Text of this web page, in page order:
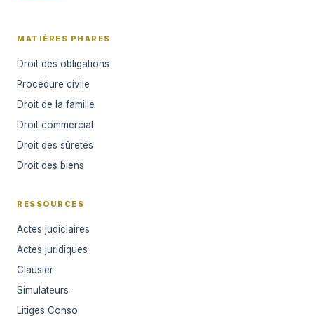
MATIÈRES PHARES
Droit des obligations
Procédure civile
Droit de la famille
Droit commercial
Droit des sûretés
Droit des biens
RESSOURCES
Actes judiciaires
Actes juridiques
Clausier
Simulateurs
Litiges Conso